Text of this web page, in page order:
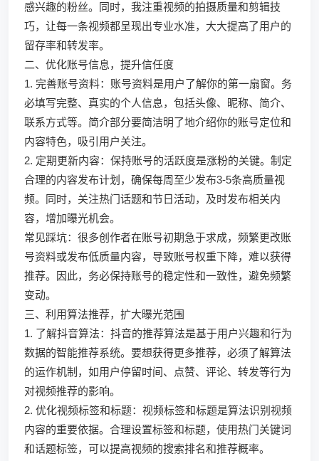
感兴趣的粉丝。同时，我注重视频的拍摄质量和剪辑技
巧，让每一条视频都呈现出专业水准，大大提高了用户的
留存率和转发率。
二、优化账号信息，提升信任度
1. 完善账号资料：账号资料是用户了解你的第一扇窗。务
必填写完整、真实的个人信息，包括头像、昵称、简介、
联系方式等。简介部分要简洁明了地介绍你的账号定位和
内容特色，吸引用户关注。
2. 定期更新内容：保持账号的活跃度是涨粉的关键。制定
合理的内容发布计划，确保每周至少发布3-5条高质量视
频。同时，关注热门话题和节日活动，及时发布相关内
容，增加曝光机会。
常见踩坑：很多创作者在账号初期急于求成，频繁更改账
号资料或发布低质量内容，导致账号权重下降，难以获得
推荐。因此，务必保持账号的稳定性和一致性，避免频繁
变动。
三、利用算法推荐，扩大曝光范围
1. 了解抖音算法：抖音的推荐算法是基于用户兴趣和行为
数据的智能推荐系统。要想获得更多推荐，必须了解算法
的运作机制，如用户停留时间、点赞、评论、转发等行为
对视频推荐的影响。
2. 优化视频标签和标题：视频标签和标题是算法识别视频
内容的重要依据。合理设置标签和标题，使用热门关键词
和话题标签，可以提高视频的搜索排名和推荐概率。